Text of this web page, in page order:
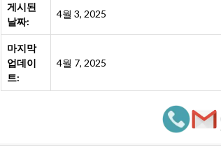
게시된
날짜:
4월 3, 2025
마지막
업데이
트:
4월 7, 2025